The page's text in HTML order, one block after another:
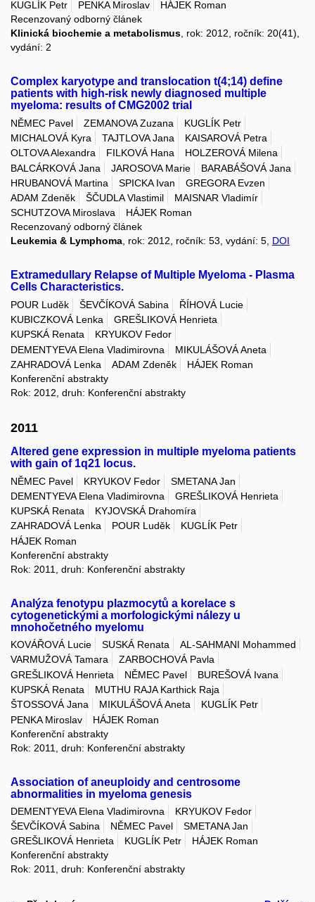
KUGLÍK Petr PENKA Miroslav
HÁJEK Roman
Recenzovaný odborný článek
Klinická biochemie a metabolismus, rok: 2012, ročník: 20(41),
vydání: 2
Complex karyotype and translocation t(4;14) define
patients with high-risk newly diagnosed multiple
myeloma: results of CMG2002 trial
NĚMEC Pavel ZEMANOVA Zuzana
KUGLÍK Petr
MICHALOVÁ Kyra
TAJTLOVA Jana
KAISAROVÁ Petra
OLTOVA Alexandra
FILKOVÁ Hana
HOLZEROVÁ Milena
BALCÁRKOVÁ Jana
JAROSOVA Marie
BARABÁŠOVÁ Jana
HRUBANOVÁ Martina
SPICKA Ivan
GREGORA Evzen
ADAM Zdeněk
ŠČUDLA Vlastimil
MAISNAR Vladimír
SCHUTZOVA Miroslava
HÁJEK Roman
Recenzovaný odborný článek
Leukemia & Lymphoma, rok: 2012, ročník: 53, vydání: 5, DOI
Extramedullary Relapse of Multiple Myeloma - Plasma
Cells Characteristics.
POUR Luděk ŠEVČÍKOVÁ Sabina
ŘÍHOVÁ Lucie
KUBICZKOVÁ Lenka
GREŠLIKOVÁ Henrieta
KUPSKÁ Renata
KRYUKOV Fedor
DEMENTYEVA Elena Vladimirovna
MIKULÁŠOVÁ Aneta
ZAHRADOVÁ Lenka
ADAM Zdeněk
HÁJEK Roman
Konferenční abstrakty
Rok: 2012, druh: Konferenční abstrakty
2011
Altered gene expression in multiple myeloma patients
with gain of 1q21 locus.
NĚMEC Pavel KRYUKOV Fedor
SMETANA Jan
DEMENTYEVA Elena Vladimirovna
GREŠLIKOVÁ Henrieta
KUPSKÁ Renata
KYJOVSKÁ Drahomíra
ZAHRADOVÁ Lenka
POUR Luděk
KUGLÍK Petr
HÁJEK Roman
Konferenční abstrakty
Rok: 2011, druh: Konferenční abstrakty
Analýza fenotypu plazmocytů a korelace s
cytogenetickými a morfologickými nálezy u
mnohočetného myelomu
KOVÁŘOVÁ Lucie SUSKÁ Renata
AL-SAHMANI Mohammed
VARMUŽOVÁ Tamara
ZARBOCHOVÁ Pavla
GREŠLIKOVÁ Henrieta
NĚMEC Pavel
BUREŠOVÁ Ivana
KUPSKÁ Renata
MUTHU RAJA Karthick Raja
ŠTOSSOVÁ Jana
MIKULÁŠOVÁ Aneta
KUGLÍK Petr
PENKA Miroslav
HÁJEK Roman
Konferenční abstrakty
Rok: 2011, druh: Konferenční abstrakty
Association of aneuploidy and centrosome
abnormalities in myeloma genesis
DEMENTYEVA Elena Vladimirovna
KRYUKOV Fedor
ŠEVČÍKOVÁ Sabina
NĚMEC Pavel
SMETANA Jan
GREŠLIKOVÁ Henrieta
KUGLÍK Petr
HÁJEK Roman
Konferenční abstrakty
Rok: 2011, druh: Konferenční abstrakty